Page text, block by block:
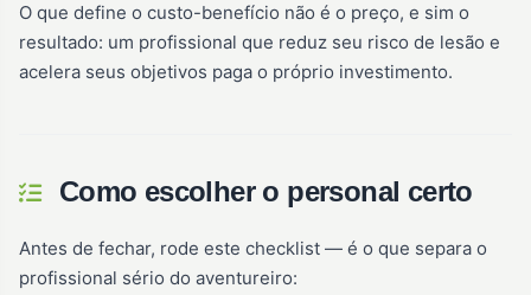
O que define o custo-benefício não é o preço, e sim o
resultado: um profissional que reduz seu risco de lesão e
acelera seus objetivos paga o próprio investimento.
Como escolher o personal certo
Antes de fechar, rode este checklist — é o que separa o
profissional sério do aventureiro: